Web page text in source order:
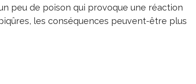
peu de poison qui provoque une réaction
les conséquences peuvent-être plus